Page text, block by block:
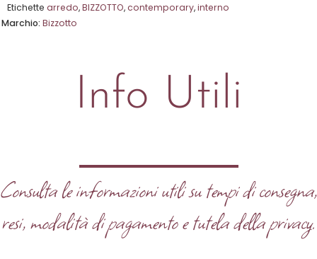
Etichette arredo,BIZZOTTO,contemporary,interno
Marchio: Bizzotto
Info Utili
Consulta le informazioni utili su tempi di consegna,
resi, modalità di pagamento e tutela della privacy.